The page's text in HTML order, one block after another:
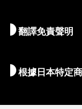
住宿推薦
解說員導覽
外幣兌換/稅收
翻譯免責聲明
根據日本特定